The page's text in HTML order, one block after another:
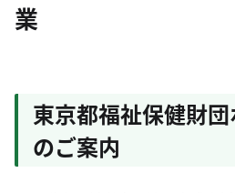
業
東京都福祉保健財
のご案内